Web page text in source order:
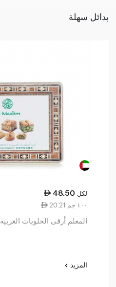
بدائل سهلة
48.50 لكل
20.21 ١٠٠ جم
المعلم أرقى الحلويات العربية 240 غرام
المزيد